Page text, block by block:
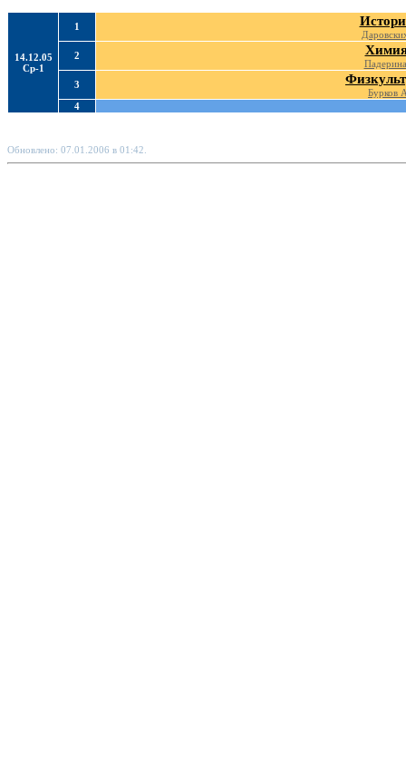
14.12.05
Ср-1
1
2
3
Бурков
4
Обновлено: 07.01.2006 в 01:42.